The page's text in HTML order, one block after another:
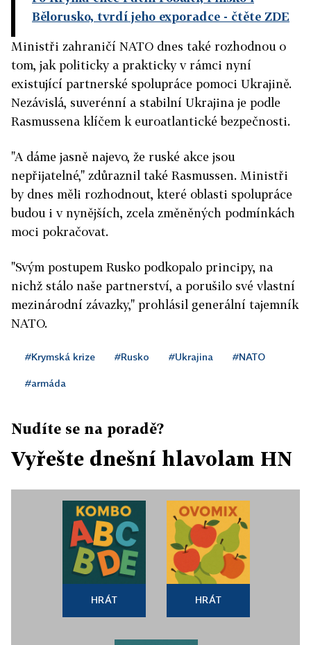
Bělorusko, tvrdí jeho exporadce - čtěte ZDE
Ministři zahraničí NATO dnes také rozhodnou o
tom, jak politicky a prakticky v rámci nyní
existující partnerské spolupráce pomoci Ukrajině.
Nezávislá, suverénní a stabilní Ukrajina je podle
Rasmussena klíčem k euroatlantické bezpečnosti.
"A dáme jasně najevo, že ruské akce jsou
nepřijatelné," zdůraznil také Rasmussen. Ministři
by dnes měli rozhodnout, které oblasti spolupráce
budou i v nynějších, zcela změněných podmínkách
moci pokračovat.
"Svým postupem Rusko podkopalo principy, na
nichž stálo naše partnerství, a porušilo své vlastní
mezinárodní závazky," prohlásil generální tajemník
NATO.
#Krymská krize #Rusko #Ukrajina #NATO
#armáda
Nudíte se na poradě?
Vyřešte dnešní hlavolam HN
HRÁT HRÁT